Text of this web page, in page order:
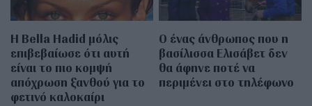
Η Bella Hadid μόλις
επιβεβαίωσε ότι αυτή
είναι το πιο κομψή
απόχρωση ξανθού για το
φετινό καλοκαίρι
Ο ένας άνθρωπος που η
βασίλισσα Ελισάβετ δεν
θα άφηνε ποτέ να
περιμένει στο τηλέφωνο